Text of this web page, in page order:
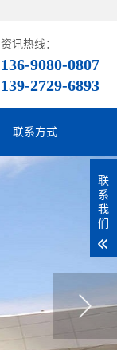
资讯热线：
136-9080-0807
139-2729-6893
联系方式
联
系
我
们